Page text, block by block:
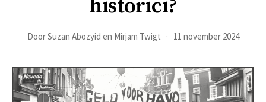
historici?
DoorSuzan Abozyid en Mirjam Twigt 11 november 2024